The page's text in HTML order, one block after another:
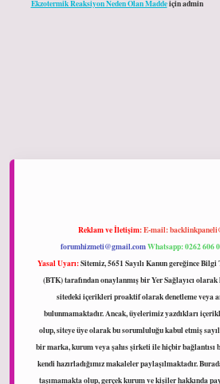
Ekzotermik Reaksiyon Neden Olan Maddeiçinadmin
Reklam ve İletişim:E-mail:
forumhizmeti@gmail.comWhatsapp: 0262 606
Yasal Uyarı:Sitemiz, 5651 Sayılı Kanun gereğince
(BTK) tarafından onaylanmış bir Yer Sağlayıcı
sitedeki içerikleri proaktif olarak denetleme veya
bulunmamaktadır. Ancak, üyelerimiz yazdıkları
olup, siteye üye olarak bu sorumluluğu kabul etmiş
bir marka, kurum veya şahıs şirketi ile hiçbir bağlantısı
kendi hazırladığımız makaleler paylaşılmaktadır.
taşımamakta olup, gerçek kurum ve kişiler hakkında